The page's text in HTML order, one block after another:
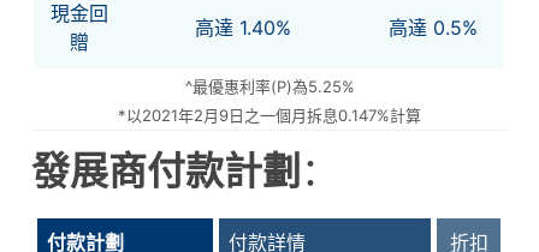
現金回
贈
高達 1.40% 高達 0.5%
^最優惠利率(P)為5.25%
*以2021年2月9日之一個月拆息0.147%計算
發展商付款計劃 ：
付款計劃 付款詳情 折扣